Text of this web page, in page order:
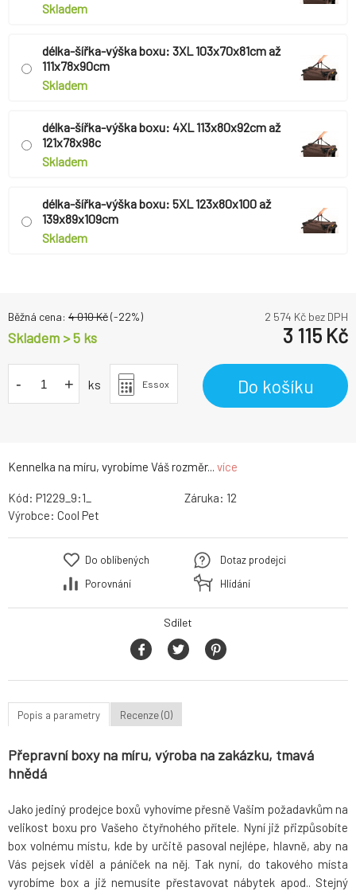
Kennelka na míru, vyrobíme Váš rozměr... více
Skladem
délka-šířka-výška boxu: 3XL 103x70x81cm až
111x78x90cm
Skladem
délka-šířka-výška boxu: 4XL 113x80x92cm až
121x78x98c
Skladem
délka-šířka-výška boxu: 5XL 123x80x100 až
139x89x109cm
Skladem
Běžná cena: 4 010Kč(-22%) 2 574 Kč bez DPH
Skladem > 5 ks 3 115 Kč
- + ks Essox Do košíku
Kód: P1229_9:1_ Záruka: 12
Výrobce: Cool Pet
Do oblíbených
Porovnání
Dotaz prodejci
Hlídání
Sdílet
Popis a parametry Recenze (0)
Přepravní boxy na míru, výroba na zakázku, tmavá
hnědá
Jako jediný prodejce boxů vyhovíme přesně Vašim požadavkům na
velikost boxu pro Vašeho čtyřnohého přítele. Nyní již přizpůsobíte
box volnému místu, kde by určitě pasoval nejlépe, hlavně, aby na
Vás pejsek viděl a páníček na něj. Tak nyní, do takového místa
vyrobíme box a již nemusíte přestavovat nábytek apod.. Stejný